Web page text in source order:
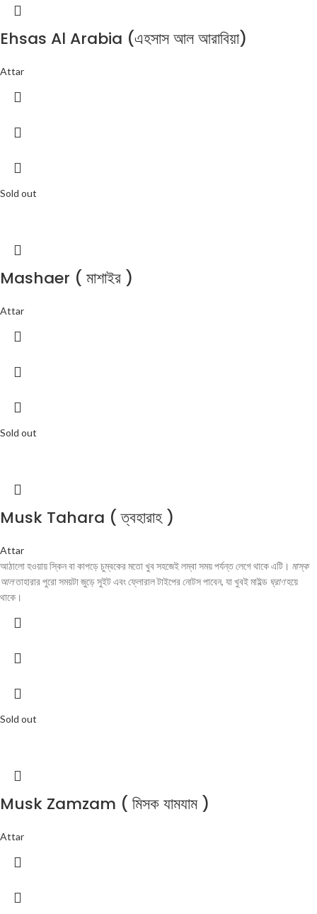
Ehsas Al Arabia (এহসাস আল আরাবিয়া)
Attar
Sold out
Mashaer ( মাশাইর )
Attar
Sold out
Musk Tahara ( ত্বহারাহ )
Attar
আঠালো হওয়ায় স্কিন বা কাপড়ে চুম্বকের মতো খুব সহজেই লম্বা সময় পর্যন্ত লেগে থাকে এটি। মাস্ক
আলতাহারার পুরো সময়টা জুড়ে সুইট এবং ফ্লোরাল টাইপের নোটস পাবেন, যা খুবই মাইল্ড ঘ্রাণহয়ে
থাকে।
Sold out
Musk Zamzam ( মিসক যামযাম )
Attar